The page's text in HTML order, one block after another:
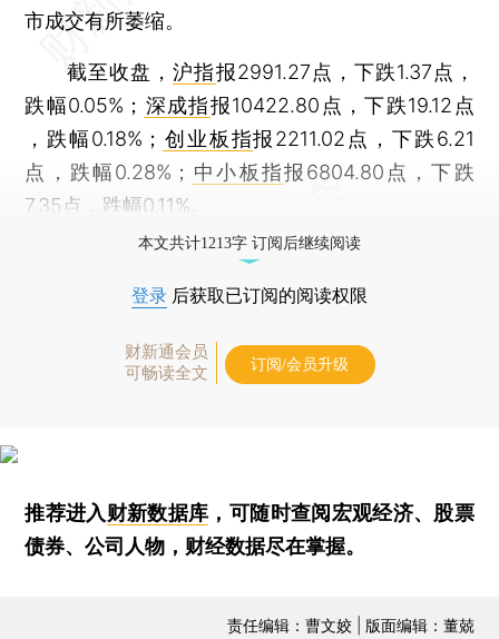
市成交有所萎缩。
截至收盘，沪指报2991.27点，下跌1.37点，
跌幅0.05%； 深成指报10422.80点，下跌19.12点
，跌幅0.18%； 创业板指报2211.02点，下跌6.21
点，跌幅0.28%； 中小板指报6804.80点，下跌
7.35点，跌幅0.11%。
本文共计1213字 订阅后继续阅读
登录 后获取已订阅的阅读权限
财新通会员
可畅读全文
订阅/会员升级
推荐进入财新数据库 ，可随时查阅宏观经济、股票
债券、公司人物，财经数据尽在掌握。
责任编辑：曹文姣 | 版面编辑：董兢